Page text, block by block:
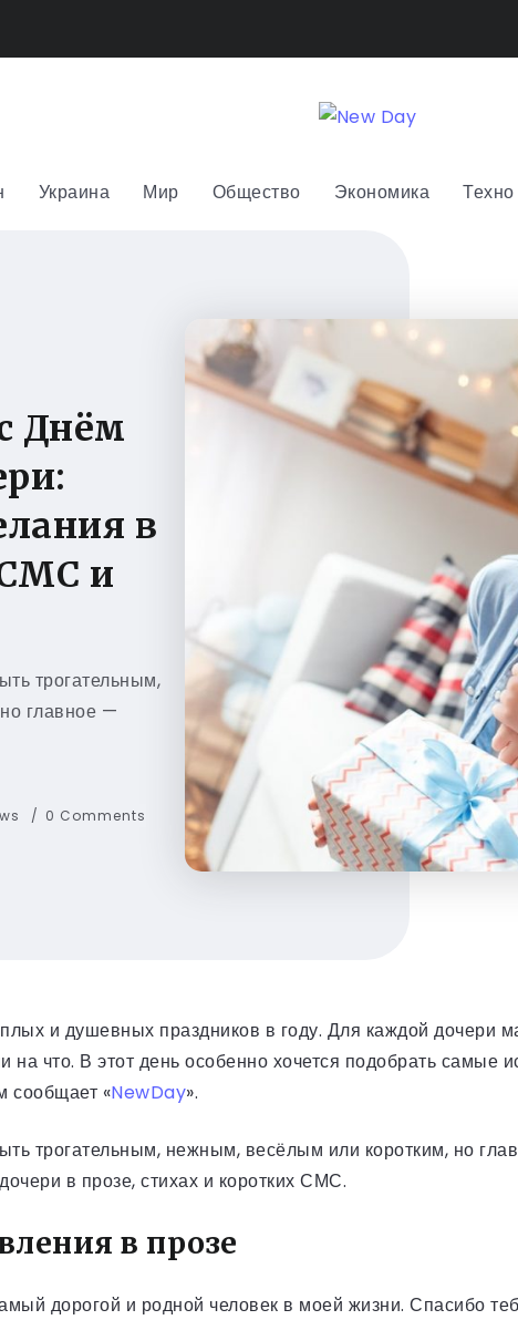
Украина Мир Общество Экономика Техно
Днём
в
и
трогательным,
главное —
0 Comments
и душевных праздников в году. Для каждой дочери
на что. В этот день особенно хочется подобрать самые
сообщает «NewDay».
трогательным, нежным, весёлым или коротким, но
в прозе, стихах и коротких СМС.
в прозе
дорогой и родной человек в моей жизни. Спасибо